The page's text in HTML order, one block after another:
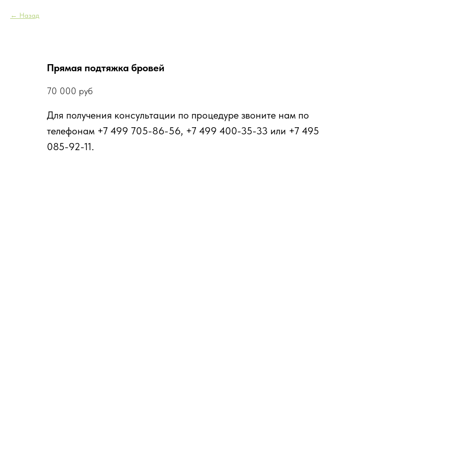
Назад
Прямая подтяжка бровей
70 000 руб
Для получения консультации по процедуре звоните нам по
телефонам +7 499 705-86-56, +7 499 400-35-33 или +7 495
085-92-11.